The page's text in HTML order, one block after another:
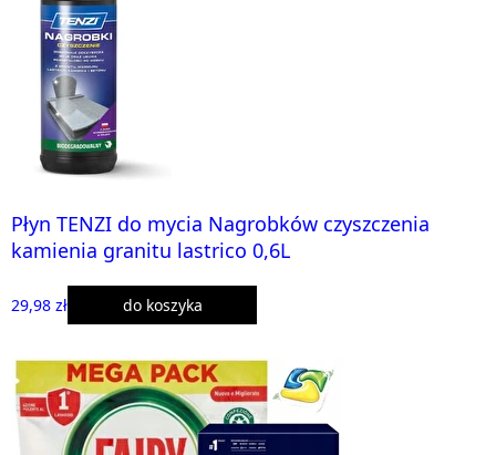
Płyn TENZI do mycia Nagrobków czyszczenia
kamienia granitu lastrico 0,6L
29,98 zł do koszyka